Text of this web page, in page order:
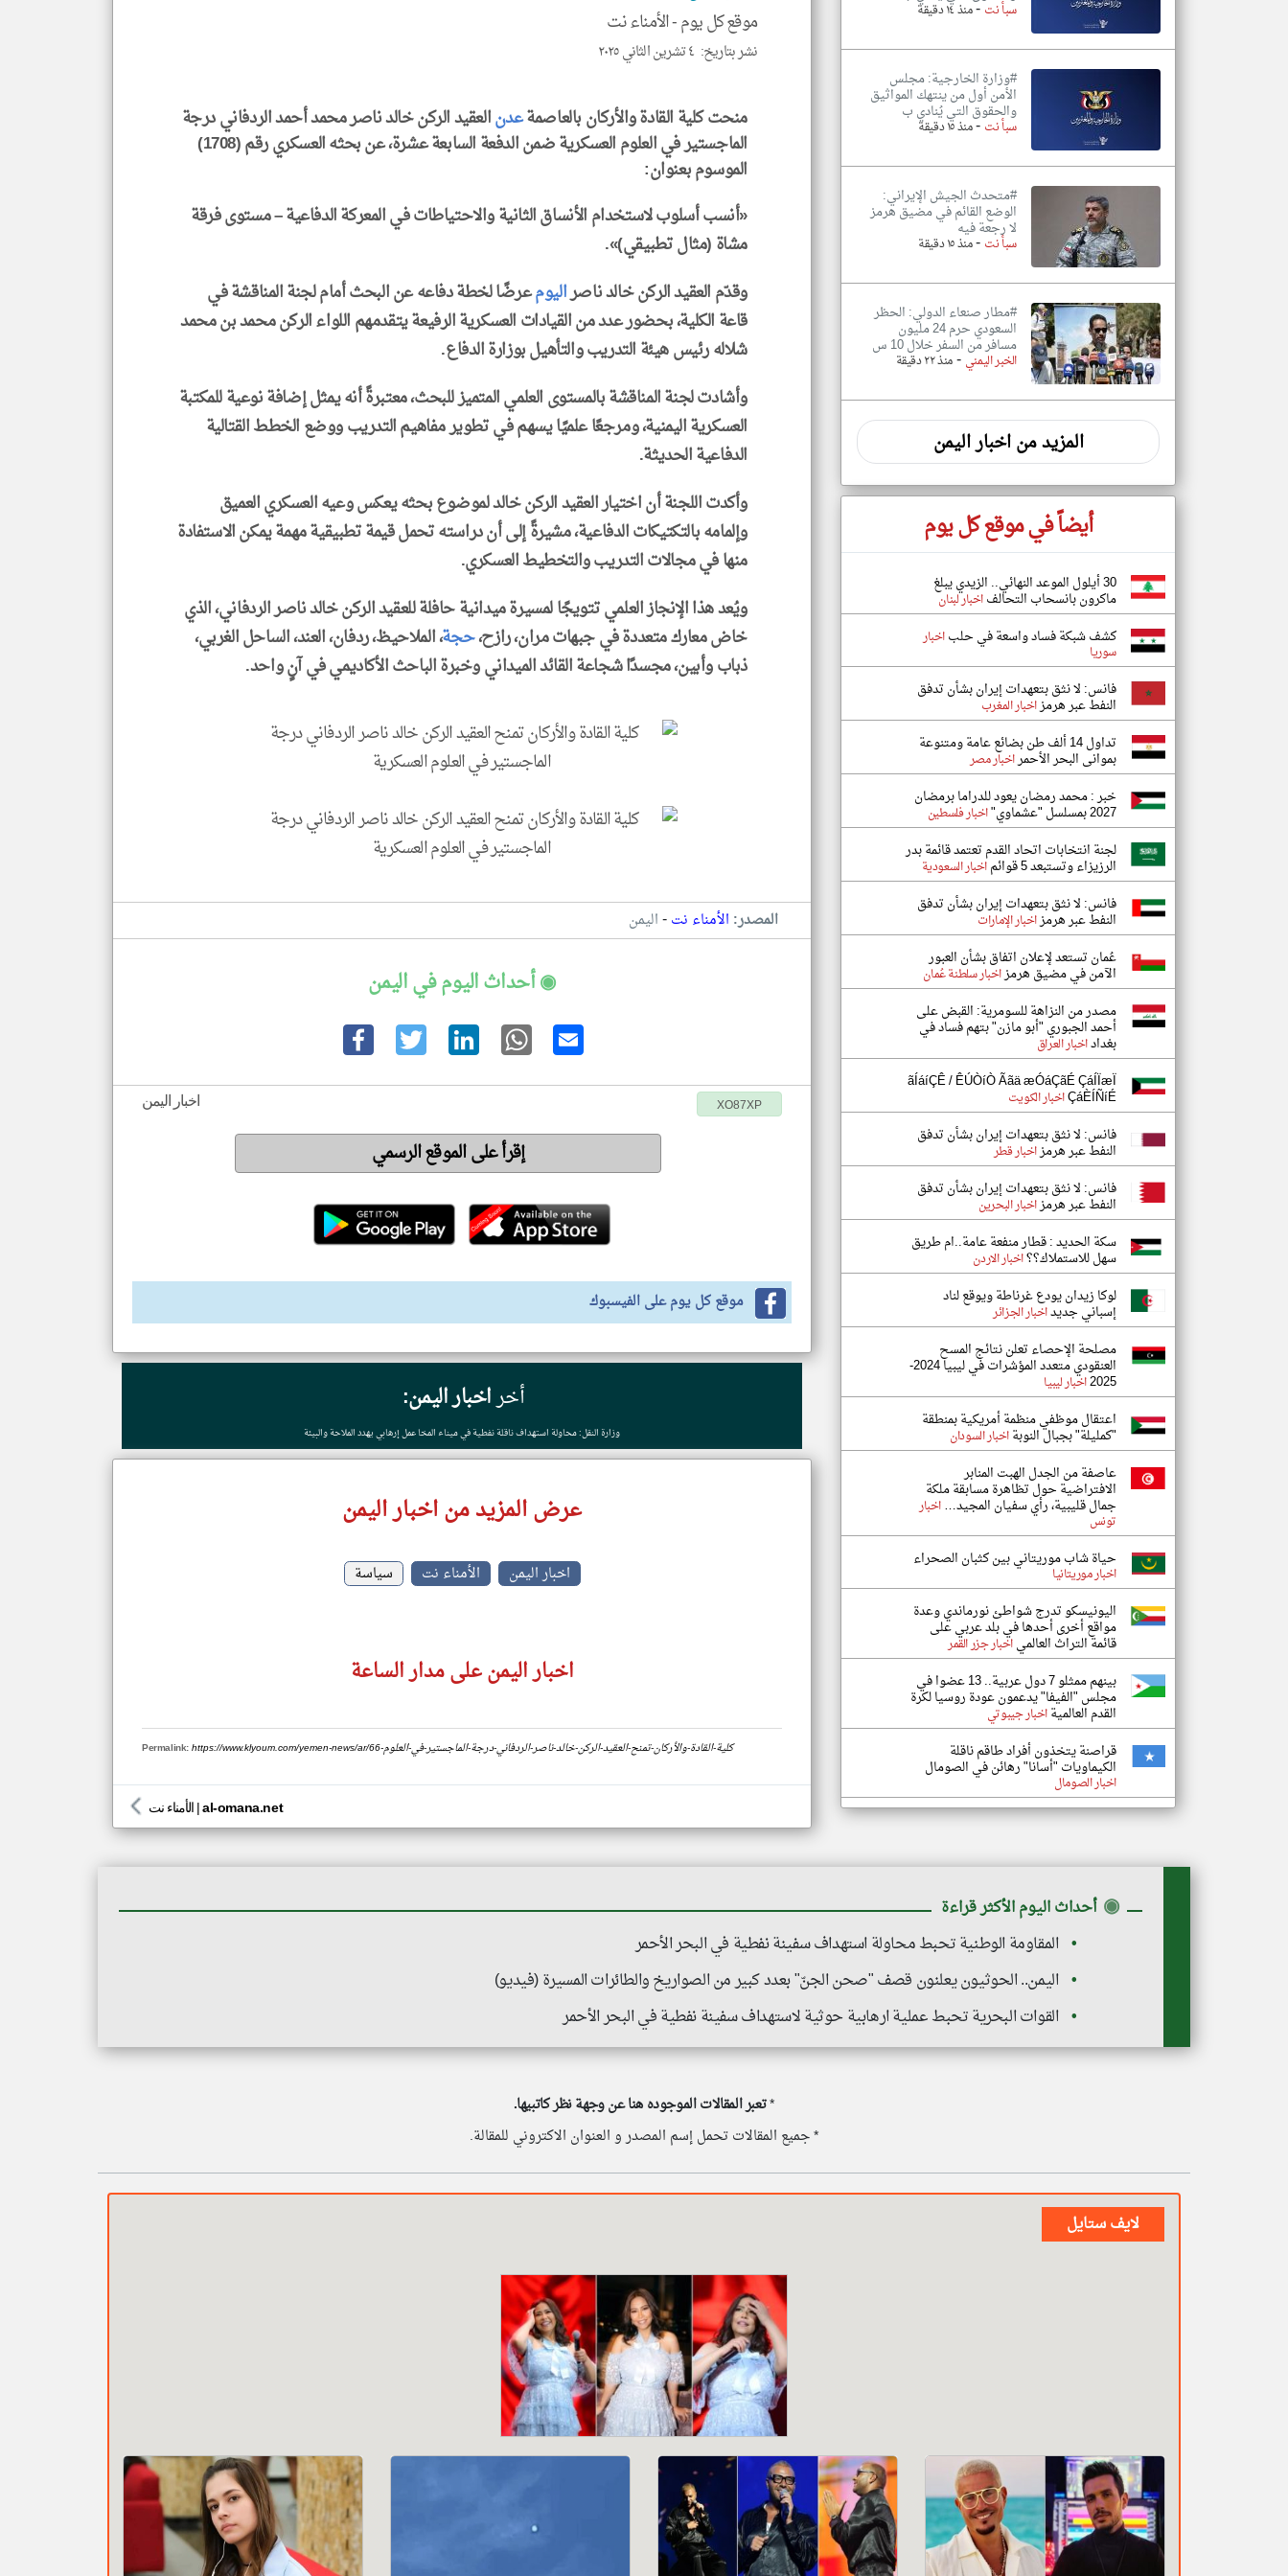
موقع كل يوم -الأمناء نت
نشر بتاريخ: ٤ تشرين الثاني ٢٠٢٥
منحت كلية القادة والأركان بالعاصمةعدنالعقيد الركن خالد ناصر محمد أحمد الردفاني درجة
الماجستير في العلوم العسكرية ضمن الدفعة السابعة عشرة، عن بحثه العسكري رقم (1708)
الموسوم بعنوان:
«أنسب أسلوب لاستخدام الأنساق الثانية والاحتياطات في المعركة الدفاعية – مستوى فرقة
مشاة (مثال تطبيقي)».
وقدّم العقيد الركن خالد ناصراليومعرضًا لخطة دفاعه عن البحث أمام لجنة المناقشة في
قاعة الكلية، بحضور عدد من القيادات العسكرية الرفيعة يتقدمهم اللواء الركن محمد بن محمد
شلاله رئيس هيئة التدريب والتأهيل بوزارة الدفاع.
وأشادت لجنة المناقشة بالمستوى العلمي المتميز للبحث، معتبرةً أنه يمثل إضافة نوعية للمكتبة
العسكرية اليمنية، ومرجعًا علميًا يسهم في تطوير مفاهيم التدريب ووضع الخطط القتالية
الدفاعية الحديثة.
وأكدت اللجنة أن اختيار العقيد الركن خالد لموضوع بحثه يعكس وعيه العسكري العميق
وإلمامه بالتكتيكات الدفاعية، مشيرةً إلى أن دراسته تحمل قيمة تطبيقية مهمة يمكن الاستفادة
منها في مجالات التدريب والتخطيط العسكري.
ويُعد هذا الإنجاز العلمي تتويجًا لمسيرة ميدانية حافلة للعقيد الركن خالد ناصر الردفاني، الذي
خاض معارك متعددة في جبهات مران، رازح،حجة، الملاحيظ، ردفان، العند، الساحل الغربي،
ذباب وأبين، مجسدًا شجاعة القائد الميداني وخبرة الباحث الأكاديمي في آنٍ واحد.
المصدر: الأمناء نت-اليمن
◉ أحداث اليوم في اليمن
اخبار اليمن XO87XP
إقرأ على الموقع الرسمي
موقع كل يوم على الفيسبوك
أخراخبار اليمن:
وزارة النقل: محاولة استهداف ناقلة نفطية في ميناء المخا عمل إرهابي يهدد الملاحة والبيئة
عرض المزيد من اخبار اليمن
اخبار اليمن الأمناء نت سياسة
اخبار اليمن على مدار الساعة
Permalink: https://www.klyoum.com/yemen-news/ar/66-كلية-القادة-والأركان-تمنح-العقيد-الركن-خالد-ناصر-الردفاني-درجة-الماجستير-في-العلوم
الأمناء نت |al-omana.net
سبأ نت-منذ ١٤ دقيقة
#وزارة الخارجية: مجلس
الأمن أول من ينتهك المواثيق
والحقوق التي يُنادي ب
سبأ نت-منذ ١٥ دقيقة
#متحدث الجيش الإيراني:
الوضع القائم في مضيق هرمز
لا رجعة فيه
سبأ نت -منذ ١٥ دقيقة
#مطار صنعاء الدولي: الحظر
السعودي حرم 24 مليون
مسافر من السفر خلال 10 س
الخبر اليمني -منذ ٢٢ دقيقة
المزيد من اخبار اليمن
أيضاً في موقع كل يوم
30 أيلول الموعد النهائي.. الزيدي يبلغ
ماكرون بانسحاب التحالفاخبار لبنان
كشف شبكة فساد واسعة في حلباخبار
سوريا
فانس: لا نثق بتعهدات إيران بشأن تدفق
النفط عبر هرمزاخبار المغرب
تداول 14 ألف طن بضائع عامة ومتنوعة
بموانى البحر الأحمراخبار مصر
خبر : محمد رمضان يعود للدراما برمضان
2027 بمسلسل "عشماوي" اخبار فلسطين
لجنة انتخابات اتحاد القدم تعتمد قائمة بدر
الرزيزاء وتستبعد 5 قوائم اخبار السعودية
فانس: لا نثق بتعهدات إيران بشأن تدفق
النفط عبر هرمزاخبار الإمارات
عُمان تستعد لإعلان اتفاق بشأن العبور
الآمن في مضيق هرمزاخبار سلطنة عُمان
مصدر من النزاهة للسومرية: القبض على
أحمد الجبوري "أبو مازن" بتهم فساد في
بغداداخبار العراق
ãÍáíÇÊ / ÊÚÒíÒ Ããä æÓáÇãÉ ÇáÍÏæÏ
ÇáÈÍÑíÉاخبار الكويت
فانس: لا نثق بتعهدات إيران بشأن تدفق
النفط عبر هرمزاخبار قطر
فانس: لا نثق بتعهدات إيران بشأن تدفق
النفط عبر هرمزاخبار البحرين
سكة الحديد : قطار منفعة عامة..ام طريق
سهل للاستملاك؟؟اخبار الاردن
لوكا زيدان يودع غرناطة ويوقع لناد
إسباني جديداخبار الجزائر
مصلحة الإحصاء تعلن نتائج المسح
العنقودي متعدد المؤشرات في ليبيا 2024-
2025اخبار ليبيا
اعتقال موظفي منظمة أمريكية بمنطقة
"كمليلة" بجبال النوبةاخبار السودان
عاصفة من الجدل الهبت المنابر
الافتراضية حول تظاهرة مسابقة ملكة
جمال قليبية، رأي سفيان المجيد…اخبار
تونس
حياة شاب موريتاني بين كثبان الصحراء
اخبار موريتانيا
اليونيسكو تدرج شواطئ نورماندي وعدة
مواقع أخرى أحدها في بلد عربي على
قائمة التراث العالمياخبار جزر القمر
بينهم ممثلو 7 دول عربية.. 13 عضوا في
مجلس "الفيفا" يدعمون عودة روسيا لكرة
القدم العالميةاخبار جيبوتي
قراصنة يتخذون أفراد طاقم ناقلة
الكيماويات "أسانا" رهائن في الصومال
اخبار الصومال
◉ أحداث اليوم الأكثر قراءة
المقاومة الوطنية تحبط محاولة استهداف سفينة نفطية في البحر الأحمر
اليمن.. الحوثيون يعلنون قصف "صحن الجنّ" بعدد كبير من الصواريخ والطائرات المسيرة (فيديو)
القوات البحرية تحبط عملية ارهابية حوثية لاستهداف سفينة نفطية في البحر الأحمر
*تعبر المقالات الموجوده هنا عن وجهة نظر كاتبيها.
* جميع المقالات تحمل إسم المصدر و العنوان الاكتروني للمقالة.
لايف ستايل